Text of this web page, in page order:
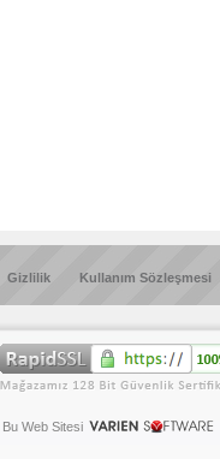
Gizlilik Kullanım Sözleşmesi
Bu Web Sitesi